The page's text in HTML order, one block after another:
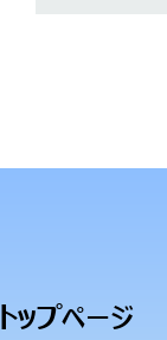
トップページ